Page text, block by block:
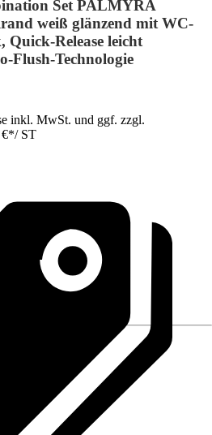
Set PALMYRA
weiß glänzend mit WC-
Quick-Release leicht
Flush-Technologie
inkl. MwSt. und ggf. zzgl.
*/ ST